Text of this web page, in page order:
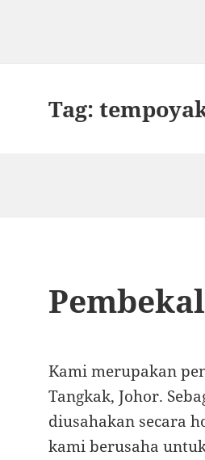
Tag:
Kami merupakan
Tangkak, Johor.
diusahakan secara
kami berusaha